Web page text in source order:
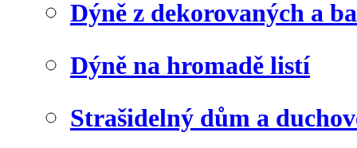
Dýně z dekorovaných a
Dýně na hromadě listí
Strašidelný dům a